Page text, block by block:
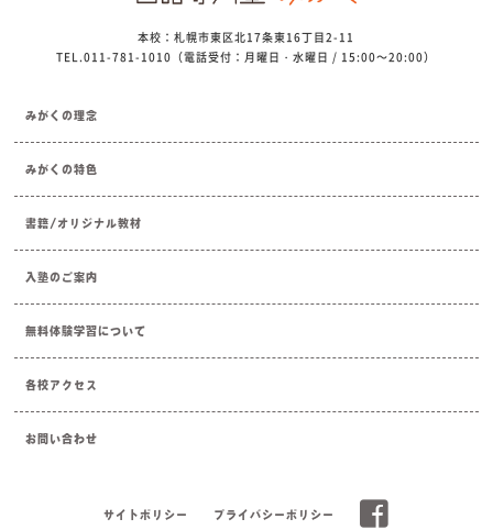
本校：札幌市東区北17条東16丁目2-11
TEL.011-781-1010（電話受付：月曜日・水曜日 / 15:00～20:00）
みがくの理念
みがくの特色
書籍/オリジナル教材
入塾のご案内
無料体験学習について
各校アクセス
お問い合わせ
サイトポリシー プライバシーポリシー